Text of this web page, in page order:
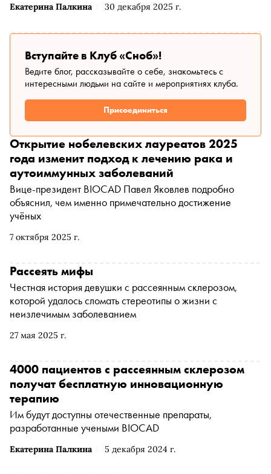
Екатерина Палкина 30 декабря 2025 г.
Вступайте в Клуб «Сноб»!
Ведите блог, рассказывайте о себе, знакомьтесь с
интересными людьми на сайте и мероприятиях клуба.
Присоединиться
7 октября 2025 г.
Открытие нобелевских лауреатов 2025
года изменит подход к лечению рака и
аутоиммунных заболеваний
Вице-президент BIOCAD Павел Яковлев подробно
объяснил, чем именно примечательно достижение
учёных
27 мая 2025 г.
Рассеять мифы
Честная история девушки с рассеянным склерозом,
которой удалось сломать стереотипы о жизни с
неизлечимым заболеванием
Екатерина Палкина 5 декабря 2024 г.
4000 пациентов с рассеянным склерозом
получат бесплатную инновационную
терапию
Им будут доступны отечественные препараты,
разработанные учеными BIOCAD